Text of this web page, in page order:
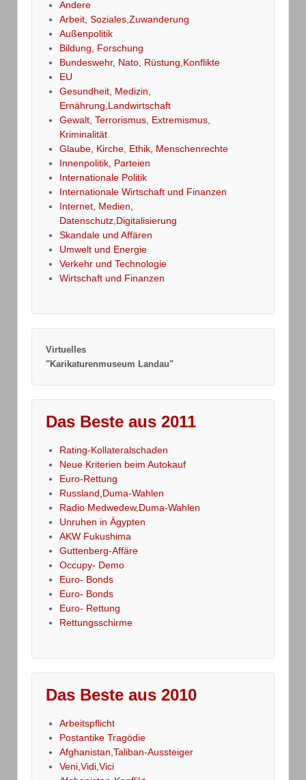
Andere
Arbeit, Soziales,Zuwanderung
Außenpolitik
Bildung, Forschung
Bundeswehr, Nato, Rüstung,Konflikte
EU
Gesundheit, Medizin,
Ernährung,Landwirtschaft
Gewalt, Terrorismus, Extremismus,
Kriminalität
Glaube, Kirche, Ethik, Menschenrechte
Innenpolitik, Parteien
Internationale Politik
Internationale Wirtschaft und Finanzen
Internet, Medien,
Datenschutz,Digitalisierung
Skandale und Affären
Umwelt und Energie
Verkehr und Technologie
Wirtschaft und Finanzen
Virtuelles
"Karikaturenmuseum Landau"
Das Beste aus 2011
Rating-Kollateralschaden
Neue Kriterien beim Autokauf
Euro-Rettung
Russland,Duma-Wahlen
Radio Medwedew,Duma-Wahlen
Unruhen in Ägypten
AKW Fukushima
Guttenberg-Affäre
Occupy- Demo
Euro- Bonds
Euro- Bonds
Euro- Rettung
Rettungsschirme
Das Beste aus 2010
Arbeitspflicht
Postantike Tragödie
Afghanistan,Taliban-Aussteiger
Veni,Vidi,Vici